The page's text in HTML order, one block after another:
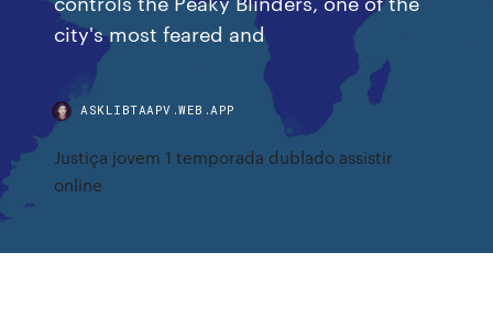
city's most feared and
ASKLIBTAAPV.WEB.APP
Justiça jovem 1 temporada dublado assistir
online